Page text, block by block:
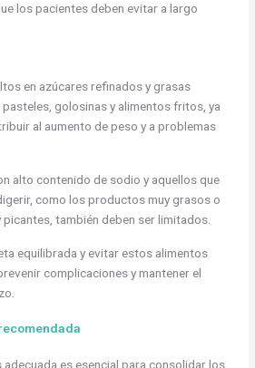
los pacientes deben evitar a largo
en azúcares refinados y grasas
golosinas y alimentos fritos, ya
al aumento de peso y a problemas
alto contenido de sodio y aquellos que
como los productos muy grasos o
picantes, también deben ser limitados.
equilibrada y evitar estos alimentos
complicaciones y mantener el
es esencial para consolidar los